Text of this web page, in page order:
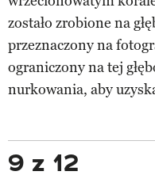
zostało zrobione na
przeznaczony na
ograniczony na tej
nurkowania, aby
9 z 12